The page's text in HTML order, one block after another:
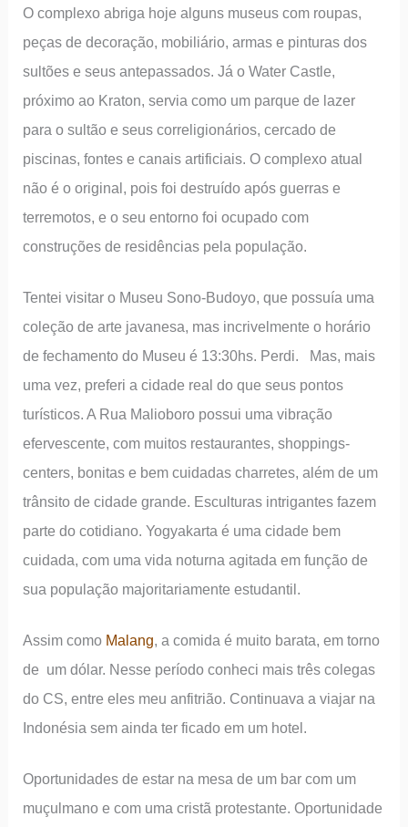
O complexo abriga hoje alguns museus com roupas,
peças de decoração, mobiliário, armas e pinturas dos
sultões e seus antepassados. Já o Water Castle,
próximo ao Kraton, servia como um parque de lazer
para o sultão e seus correligionários, cercado de
piscinas, fontes e canais artificiais. O complexo atual
não é o original, pois foi destruído após guerras e
terremotos, e o seu entorno foi ocupado com
construções de residências pela população.
Tentei visitar o Museu Sono-Budoyo, que possuía uma
coleção de arte javanesa, mas incrivelmente o horário
de fechamento do Museu é 13:30hs. Perdi. Mas, mais
uma vez, preferi a cidade real do que seus pontos
turísticos. A Rua Malioboro possui uma vibração
efervescente, com muitos restaurantes, shoppings-
centers, bonitas e bem cuidadas charretes, além de um
trânsito de cidade grande. Esculturas intrigantes fazem
parte do cotidiano. Yogyakarta é uma cidade bem
cuidada, com uma vida noturna agitada em função de
sua população majoritariamente estudantil.
Assim como Malang, a comida é muito barata, em torno
de um dólar. Nesse período conheci mais três colegas
do CS, entre eles meu anfitrião. Continuava a viajar na
Indonésia sem ainda ter ficado em um hotel.
Oportunidades de estar na mesa de um bar com um
muçulmano e com uma cristã protestante. Oportunidade